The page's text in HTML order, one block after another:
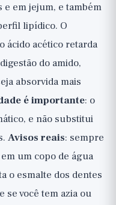
e em jejum, e também
lipídico. O
ácido acético retarda
do amido,
absorvida mais
é importante: o
e não substitui
Avisos reais: sempre
um copo de água
o esmalte dos dentes
se você tem azia ou